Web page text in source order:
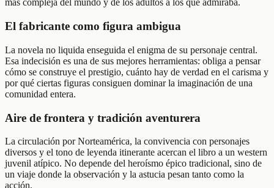
más compleja del mundo y de los adultos a los que admiraba.
El fabricante como figura ambigua
La novela no liquida enseguida el enigma de su personaje central.
Esa indecisión es una de sus mejores herramientas: obliga a pensar
cómo se construye el prestigio, cuánto hay de verdad en el carisma y
por qué ciertas figuras consiguen dominar la imaginación de una
comunidad entera.
Aire de frontera y tradición aventurera
La circulación por Norteamérica, la convivencia con personajes
diversos y el tono de leyenda itinerante acercan el libro a un western
juvenil atípico. No depende del heroísmo épico tradicional, sino de
un viaje donde la observación y la astucia pesan tanto como la
acción.